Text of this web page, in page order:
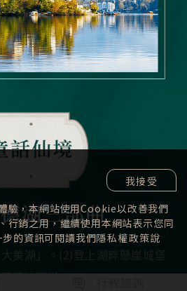
美湖」。(2)登上湖畔懸崖城堡
奶油蛋糕。
驗，本網站使用Cookie以改善我們
行銷之用，繼續使用本網站表示您同
的資訊可閱讀我們隱私權政策說
我接受